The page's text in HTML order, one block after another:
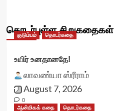
தொடர்புள்ள சிறுகதைகள்
குடும்பம் தொடர்கதை
உயிர் உனதானதே!
லாவண்யா ஸ்ரீராம்
August 7, 2026
0
ஆன்மிகக் கதை
தொடர்கதை